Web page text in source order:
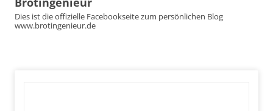
Dies ist die offizielle Facebookseite zum persönlichen Blog
www.brotingenieur.de